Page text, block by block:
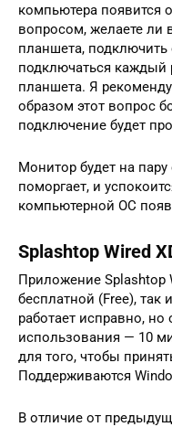
компьютера появится
вопросом, желаете ли
планшета,
подключаться каждый
планшета. Я
образом этот вопрос
подключение будет
Монитор будет на пару
поморгает, и
компьютерной ОС
Splashtop Wired
Приложение Splashtop
бесплатной (Free), так
работает исправно, но
использования — 10
для того, чтобы
Поддерживаются
В отличие от